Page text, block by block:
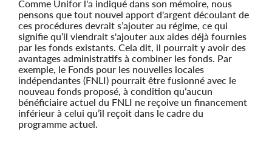
Comme Unifor l'a indiqué dans son mémoire, nous
pensons que tout nouvel apport d'argent découlant de
ces procédures devrait s’ajouter au régime, ce qui
signifie qu’il viendrait s'ajouter aux aides déjà fournies
par les fonds existants. Cela dit, il pourrait y avoir des
avantages administratifs à combiner les fonds. Par
exemple, le Fonds pour les nouvelles locales
indépendantes (FNLI) pourrait être fusionné avec le
nouveau fonds proposé, à condition qu’aucun
bénéficiaire actuel du FNLI ne reçoive un financement
inférieur à celui qu’il reçoit dans le cadre du
programme actuel.